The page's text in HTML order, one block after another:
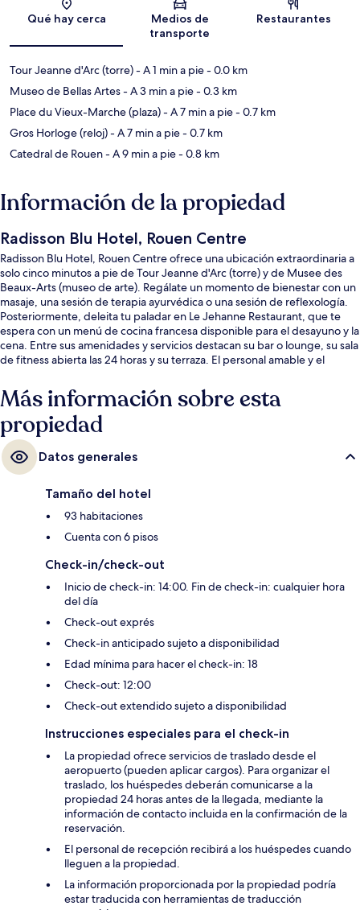
Sección del mapa
Qué hay cerca
Medios de
transporte
Restaurantes
Tour Jeanne d'Arc (torre)- A 1 min a pie- 0.0 km
Museo de Bellas Artes- A 3 min a pie- 0.3 km
Place du Vieux-Marche (plaza)- A 7 min a pie- 0.7 km
Gros Horloge (reloj)- A 7 min a pie- 0.7 km
Catedral de Rouen- A 9 min a pie- 0.8 km
Información de la propiedad
Radisson Blu Hotel, Rouen Centre
Radisson Blu Hotel, Rouen Centre ofrece una ubicación extraordinaria a
solo cinco minutos a pie de Tour Jeanne d'Arc (torre) y de Musee des
Beaux-Arts (museo de arte). Regálate un momento de bienestar con un
masaje, una sesión de terapia ayurvédica o una sesión de reflexología.
Posteriormente, deleita tu paladar en Le Jehanne Restaurant, que te
espera con un menú de cocina francesa disponible para el desayuno y la
cena. Entre sus amenidades y servicios destacan su bar o lounge, su sala
de fitness abierta las 24 horas y su terraza. El personal amable y el
otros visitantes. La propiedad está a una corta distancia a pie de algunas
opciones de transporte público: Estación de tren de Palais de Justice
Tram está a 7 minutos.
Más información sobre esta
propiedad
Datos generales
Tamaño del hotel
93 habitaciones
Cuenta con 6 pisos
Check-in/check-out
Inicio de check-in: 14:00. Fin de check-in: cualquier hora
del día
Check-out exprés
Check-in anticipado sujeto a disponibilidad
Edad mínima para hacer el check-in: 18
Check-out: 12:00
Check-out extendido sujeto a disponibilidad
Instrucciones especiales para el check-in
La propiedad ofrece servicios de traslado desde el
aeropuerto (pueden aplicar cargos). Para organizar el
traslado, los huéspedes deberán comunicarse a la
propiedad 24 horas antes de la llegada, mediante la
información de contacto incluida en la confirmación de la
reservación.
El personal de recepción recibirá a los huéspedes cuando
lleguen a la propiedad.
La información proporcionada por la propiedad podría
estar traducida con herramientas de traducción